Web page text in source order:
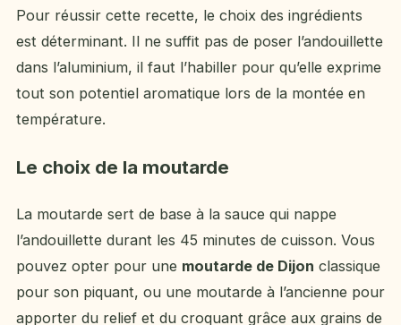
Pour réussir cette recette, le choix des ingrédients
est déterminant. Il ne suffit pas de poser l’andouillette
dans l’aluminium, il faut l’habiller pour qu’elle exprime
tout son potentiel aromatique lors de la montée en
température.
Le choix de la moutarde
La moutarde sert de base à la sauce qui nappe
l’andouillette durant les 45 minutes de cuisson. Vous
pouvez opter pour une moutarde de Dijon classique
pour son piquant, ou une moutarde à l’ancienne pour
apporter du relief et du croquant grâce aux grains de